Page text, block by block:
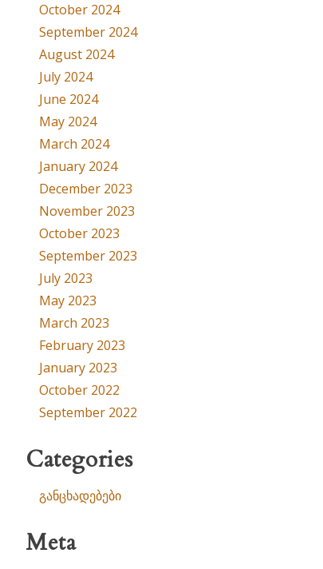
October 2024
September 2024
August 2024
July 2024
June 2024
May 2024
March 2024
January 2024
December 2023
November 2023
October 2023
September 2023
July 2023
May 2023
March 2023
February 2023
January 2023
October 2022
September 2022
Categories
განცხადებები
Meta